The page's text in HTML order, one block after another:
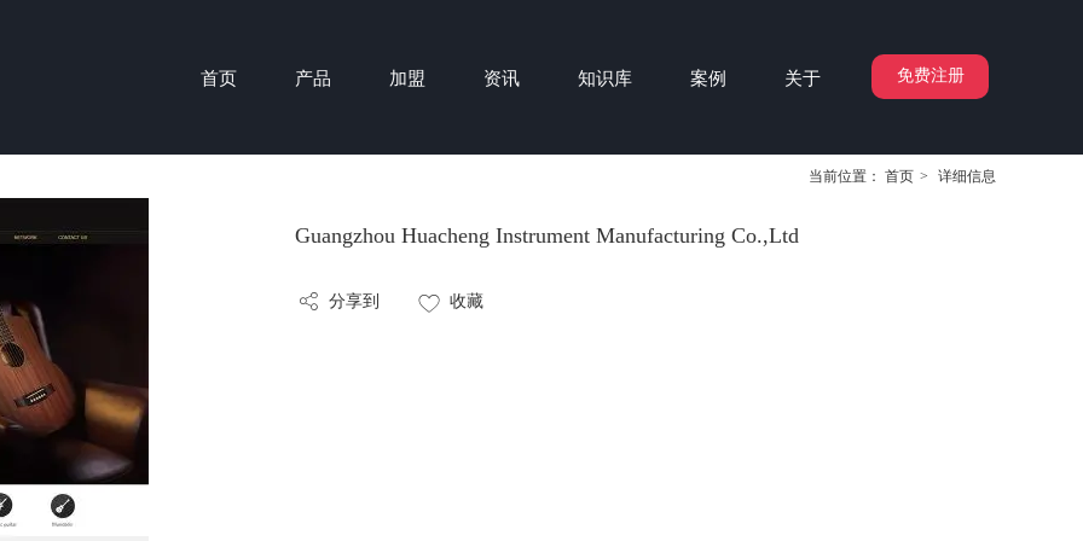
免费注册
首页 产品 加盟 资讯 知识库 案例 关于
当前位置： 首页 > 详细信息
Guangzhou Huacheng Instrument Manufacturing Co.,Ltd
分享到 收藏